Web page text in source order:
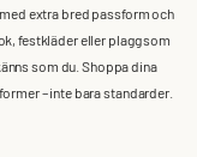
extra bred passform och
festkläder eller plagg som
som du. Shoppa dina
– inte bara standarder.